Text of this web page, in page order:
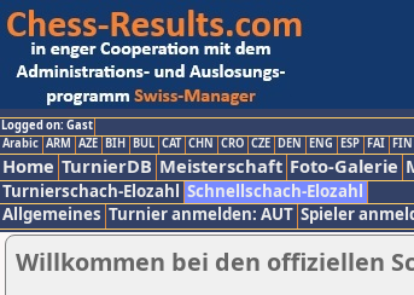
Logged on: Gast
Arabic ARM AZE BIH BUL CAT CHN CRO CZE DEN ENG ESP FAI FIN
Home TurnierDB Meisterschaft Foto-Galerie
Turnierschach-Elozahl Schnellschach-Elozahl
Allgemeines Turnier anmelden: AUT Spieler
Willkommen bei den offiziellen